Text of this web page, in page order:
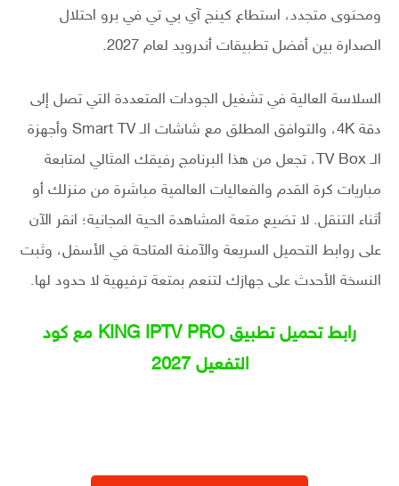
ومحتوى متجدد، استطاع كينج آي بي تي في برو احتلال
الصدارة بين أفضل تطبيقات أندرويد لعام 2027.
السلاسة العالية في تشغيل الجودات المتعددة التي تصل إلى
دقة 4K، والتوافق المطلق مع شاشات الـ Smart TV وأجهزة
الـ TV Box، تجعل من هذا البرنامج رفيقك المثالي لمتابعة
مباريات كرة القدم والفعاليات العالمية مباشرة من منزلك أو
أثناء التنقل. لا تضيع متعة المشاهدة الحية المجانية؛ انقر الآن
على روابط التحميل السريعة والآمنة المتاحة في الأسفل، وثبت
النسخة الأحدث على جهازك لتنعم بمتعة ترفيهية لا حدود لها.
رابط تحميل تطبيق KING IPTV PRO مع كود
التفعيل 2027